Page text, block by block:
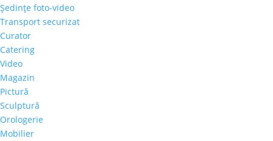
Şedinţe foto-video
Transport securizat
Curator
Catering
Video
Magazin
Pictură
Sculptură
Orologerie
Mobilier
Articole recente
Galeria Alexandra’s la Courtyard by Marriott
Bucharest Floreasca
Sakura, cel mai mare diamant roz, s-a vândut cu
aproape 30 de milioane de dolari
Paharul de Cultură, inițiativa culturală a cramei Villa
Vinea